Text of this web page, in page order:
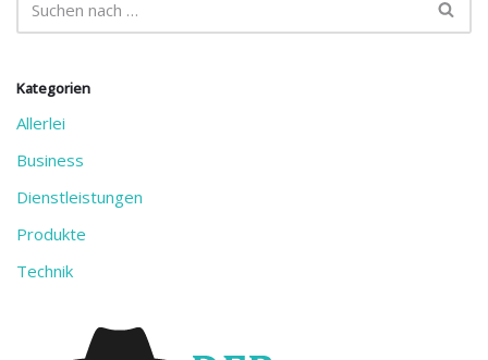
Kategorien
Allerlei
Business
Dienstleistungen
Produkte
Technik